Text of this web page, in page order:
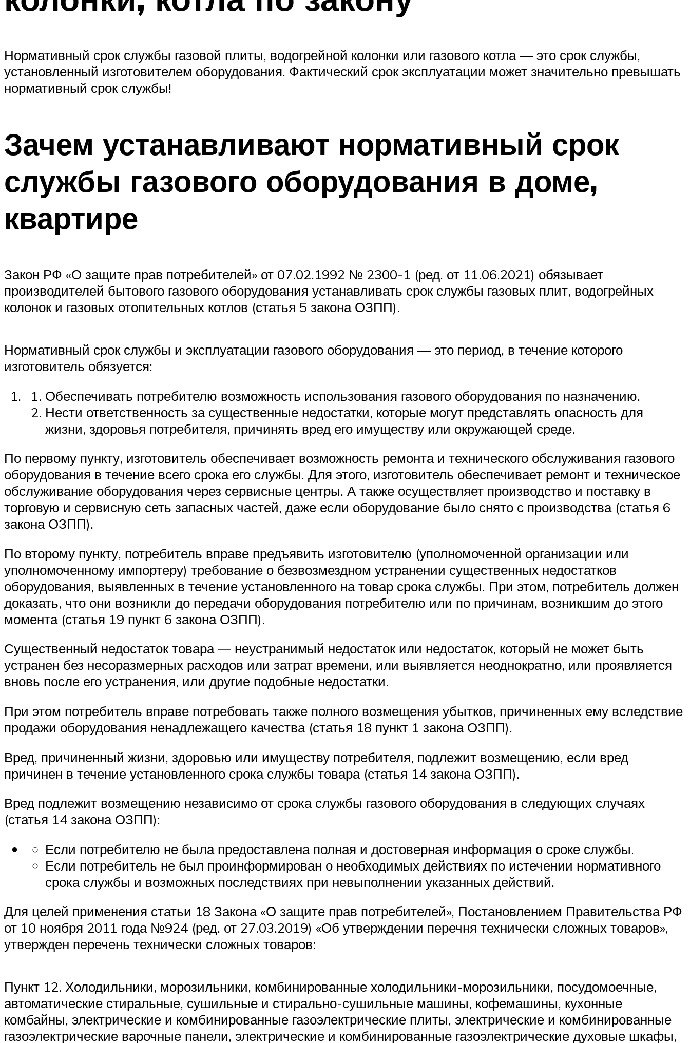
Нормативный срок службы газовой плиты, водогрейной колонки или газового котла — это срок службы,
установленный изготовителем оборудования. Фактический срок эксплуатации может значительно превышать
нормативный срок службы!
Зачем устанавливают нормативный срок
службы газового оборудования в доме,
квартире
Закон РФ «О защите прав потребителей» от 07.02.1992 № 2300-1 (ред. от 11.06.2021) обязывает
производителей бытового газового оборудования устанавливать срок службы газовых плит, водогрейных
колонок и газовых отопительных котлов (статья 5 закона ОЗПП).
Нормативный срок службы и эксплуатации газового оборудования — это период, в течение которого
изготовитель обязуется:
Обеспечивать потребителю возможность использования газового оборудования по назначению.
Нести ответственность за существенные недостатки, которые могут представлять опасность для
жизни, здоровья потребителя, причинять вред его имуществу или окружающей среде.
По первому пункту, изготовитель обеспечивает возможность ремонта и технического обслуживания газового
оборудования в течение всего срока его службы. Для этого, изготовитель обеспечивает ремонт и техническое
обслуживание оборудования через сервисные центры. А также осуществляет производство и поставку в
торговую и сервисную сеть запасных частей, даже если оборудование было снято с производства (статья 6
закона ОЗПП).
По второму пункту, потребитель вправе предъявить изготовителю (уполномоченной организации или
уполномоченному импортеру) требование о безвозмездном устранении существенных недостатков
оборудования, выявленных в течение установленного на товар срока службы. При этом, потребитель должен
доказать, что они возникли до передачи оборудования потребителю или по причинам, возникшим до этого
момента (статья 19 пункт 6 закона ОЗПП).
Существенный недостаток товара — неустранимый недостаток или недостаток, который не может быть
устранен без несоразмерных расходов или затрат времени, или выявляется неоднократно, или проявляется
вновь после его устранения, или другие подобные недостатки.
При этом потребитель вправе потребовать также полного возмещения убытков, причиненных ему вследствие
продажи оборудования ненадлежащего качества (статья 18 пункт 1 закона ОЗПП).
Вред, причиненный жизни, здоровью или имуществу потребителя, подлежит возмещению, если вред
причинен в течение установленного срока службы товара (статья 14 закона ОЗПП).
Вред подлежит возмещению независимо от срока службы газового оборудования в следующих случаях
(статья 14 закона ОЗПП):
Если потребителю не была предоставлена полная и достоверная информация о сроке службы.
Если потребитель не был проинформирован о необходимых действиях по истечении нормативного
срока службы и возможных последствиях при невыполнении указанных действий.
Для целей применения статьи 18 Закона «О защите прав потребителей», Постановлением Правительства РФ
от 10 ноября 2011 года №924 (ред. от 27.03.2019) «Об утверждении перечня технически сложных товаров»,
утвержден перечень технически сложных товаров:
Пункт 12. Холодильники, морозильники, комбинированные холодильники-морозильники, посудомоечные,
автоматические стиральные, сушильные и стирально-сушильные машины, кофемашины, кухонные
комбайны, электрические и комбинированные газоэлектрические плиты, электрические и комбинированные
газоэлектрические варочные панели, электрические и комбинированные газоэлектрические духовые шкафы,